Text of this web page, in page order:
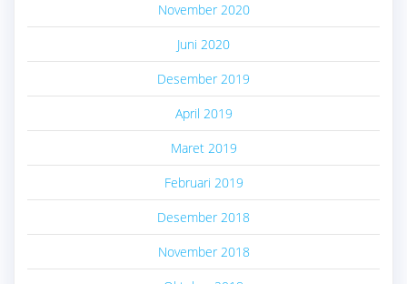
November 2020
Juni 2020
Desember 2019
April 2019
Maret 2019
Februari 2019
Desember 2018
November 2018